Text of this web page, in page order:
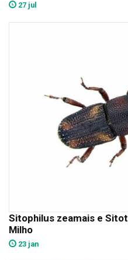
27 jul
Sitophilus zeamais e
Milho
23 jan